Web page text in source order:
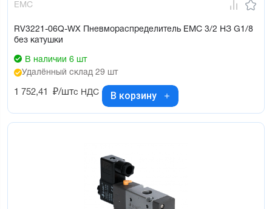
EMC
RV3221-06Q-WX Пневмораспределитель EMC 3/2 НЗ G1/8
без катушки
В наличии 6 шт
Удалённый склад 29 шт
1 752,41 ₽/штс НДС В корзину